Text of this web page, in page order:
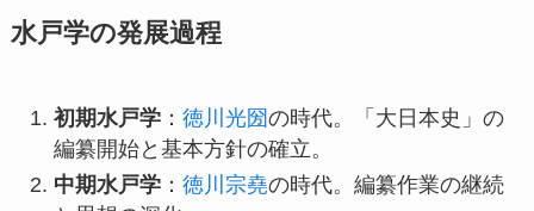
水戸学の発展過程
初期水戸学： 徳川光圀の時代。「大日本史」の
編纂開始と基本方針の確立。
中期水戸学： 徳川宗堯の時代。編纂作業の継続